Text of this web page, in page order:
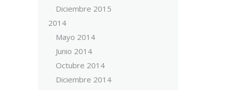
Diciembre 2015
2014
Mayo 2014
Junio 2014
Octubre 2014
Diciembre 2014